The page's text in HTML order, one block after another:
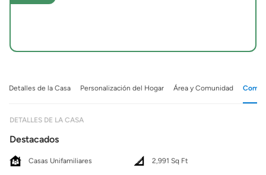
Detalles de la Casa Personalización del Hogar Área y Comunidad
DETALLES DE LA CASA
Destacados
Casas Unifamiliares 2,991 Sq Ft